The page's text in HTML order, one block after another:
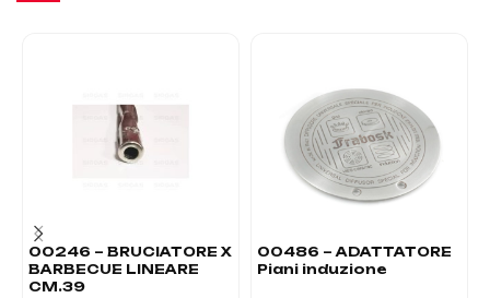
00246 – BRUCIATORE X
BARBECUE LINEARE
CM.39
00486 – ADATTATORE
Piani induzione